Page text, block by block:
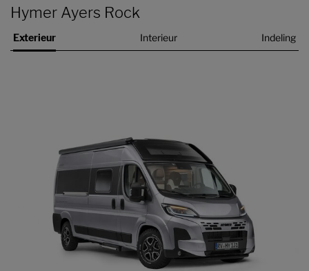
Hymer Ayers Rock
Exterieur Interieur Indeling